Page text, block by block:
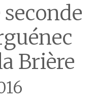
seconde
Brière